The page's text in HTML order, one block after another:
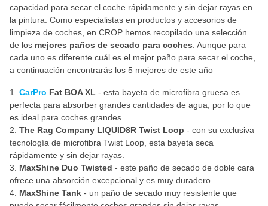
capacidad para secar el coche rápidamente y sin dejar rayas en
la pintura. Como especialistas en productos y accesorios de
limpieza de coches, en CROP hemos recopilado una selección
de los mejores paños de secado para coches . Aunque para
cada uno es diferente cuál es el mejor paño para secar el coche,
a continuación encontrarás los 5 mejores de este año
CarPro Fat BOA XL - esta bayeta de microfibra gruesa es
perfecta para absorber grandes cantidades de agua, por lo que
es ideal para coches grandes.
The Rag Company LIQUID8R Twist Loop - con su exclusiva
tecnología de microfibra Twist Loop, esta bayeta seca
rápidamente y sin dejar rayas.
MaxShine Duo Twisted - este paño de secado de doble cara
ofrece una absorción excepcional y es muy duradero.
MaxShine Tank - un paño de secado muy resistente que